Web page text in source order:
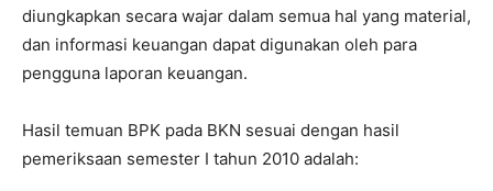
diungkapkan secara wajar dalam semua hal yang material,
dan informasi keuangan dapat digunakan oleh para
pengguna laporan keuangan.
Hasil temuan BPK pada BKN sesuai dengan hasil
pemeriksaan semester I tahun 2010 adalah: